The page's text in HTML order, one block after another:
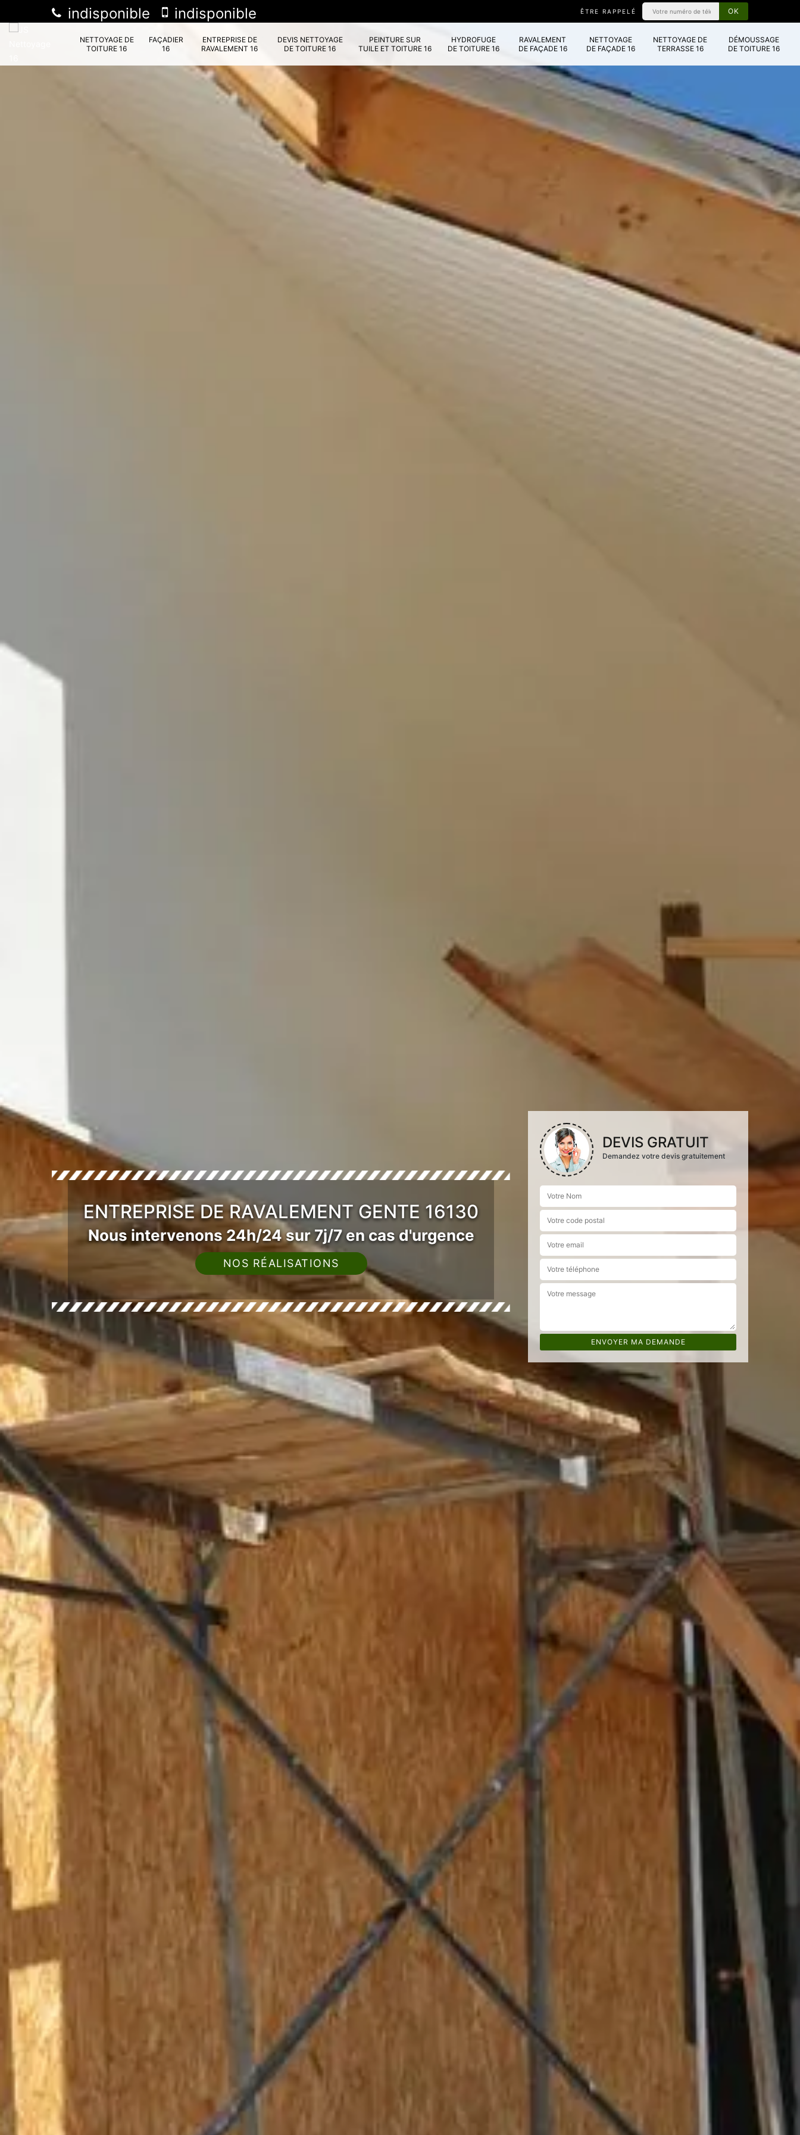
indisponible indisponible ÊTRE RAPPELÉ
NETTOYAGE DE
TOITURE 16
FAÇADIER
16
ENTREPRISE DE
RAVALEMENT 16
DEVIS NETTOYAGE
DE TOITURE 16
PEINTURE SUR
TUILE ET TOITURE 16
HYDROFUGE
DE TOITURE 16
RAVALEMENT
DE FAÇADE 16
NETTOYAGE
DE FAÇADE 16
NETTOYAGE DE
TERRASSE 16
DÉMOUSSAGE
DE TOITURE 16
ENTREPRISE DE RAVALEMENT GENTE 16130
Nous intervenons 24h/24 sur 7j/7 en cas d'urgence
NOS RÉALISATIONS
DEVIS GRATUIT
Demandez votre devis gratuitement